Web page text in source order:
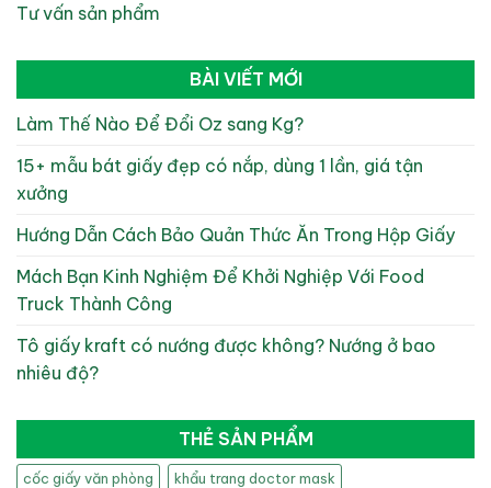
Tư vấn sản phẩm
BÀI VIẾT MỚI
Làm Thế Nào Để Đổi Oz sang Kg?
15+ mẫu bát giấy đẹp có nắp, dùng 1 lần, giá tận
xưởng
Hướng Dẫn Cách Bảo Quản Thức Ăn Trong Hộp Giấy
Mách Bạn Kinh Nghiệm Để Khởi Nghiệp Với Food
Truck Thành Công
Tô giấy kraft có nướng được không? Nướng ở bao
nhiêu độ?
THẺ SẢN PHẨM
cốc giấy văn phòng
khẩu trang doctor mask